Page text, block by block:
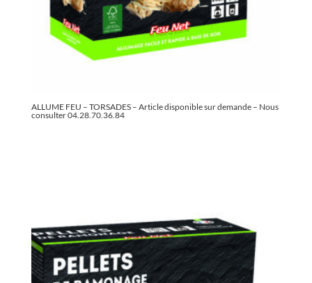
ALLUME FEU – TORSADES – Article disponible sur demande – Nous
consulter 04.28.70.36.84